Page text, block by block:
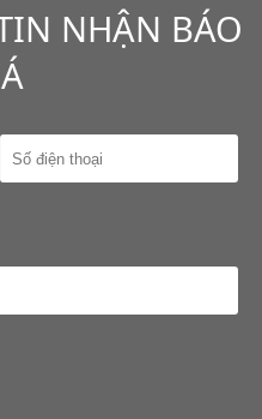
NHẬN BÁO